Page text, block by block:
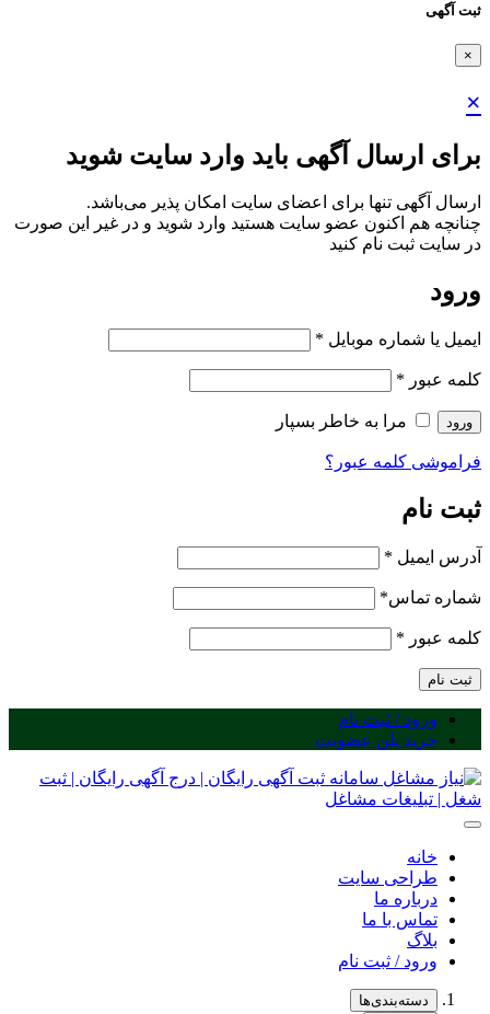
ثبت آگهی
×
×
برای ارسال آگهی باید وارد سایت شوید
ارسال آگهی تنها برای اعضای سایت امکان پذیر می‌باشد.
چنانچه هم‌ اکنون عضو سایت هستید وارد شوید و در غیر این صورت
در سایت ثبت نام کنید
ورود
ایمیل یا شماره موبایل *
کلمه عبور *
ورود مرا به خاطر بسپار
فراموشی کلمه عبور؟
ثبت نام
آدرس ایمیل *
شماره تماس*
کلمه عبور *
ثبت نام
ورود / ثبت نام
خرید پلن عضویت
خانه
طراحی سایت
درباره ما
تماس با ما
بلاگ
ورود / ثبت نام
دسته‌بندی‌ها